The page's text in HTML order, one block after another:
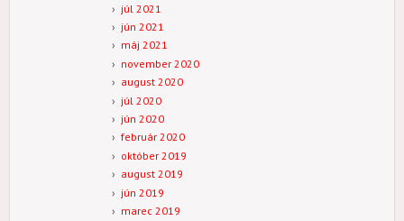
júl 2021
jún 2021
máj 2021
november 2020
august 2020
júl 2020
jún 2020
február 2020
október 2019
august 2019
jún 2019
marec 2019